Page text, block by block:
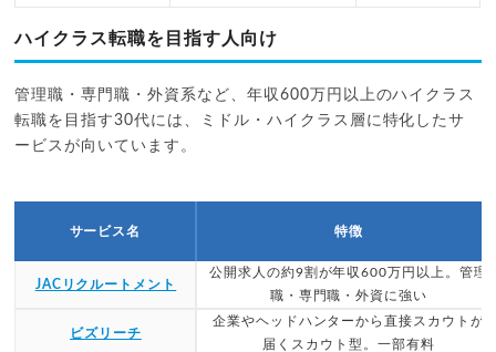
ハイクラス転職を目指す人向け
管理職・専門職・外資系など、年収600万円以上のハイクラス
転職を目指す30代には、ミドル・ハイクラス層に特化したサ
ービスが向いています。
サービス名 特徴
JACリクルートメント
公開求人の約9割が年収600万円以上。管理
職・専門職・外資に強い
ビズリーチ
企業やヘッドハンターから直接スカウトが
届くスカウト型。一部有料